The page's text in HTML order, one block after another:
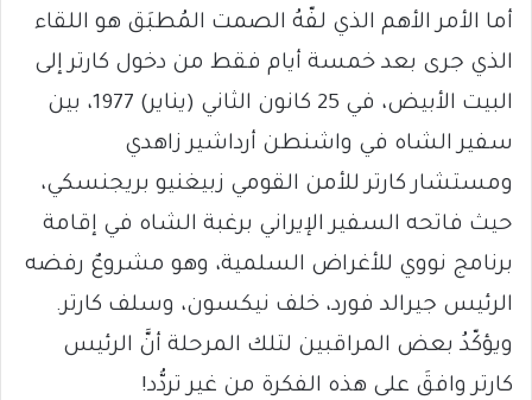
أما الأمر الأهم الذي لفّهُ الصمت المُطبَق هو اللقاء
الذي جرى بعد خمسة أيام فقط من دخول كارتر إلى
البيت الأبيض، في 25 كانون الثاني (يناير) 1977، بين
سفير الشاه في واشنطن أرداشير زاهدي
ومستشار كارتر للأمن القومي زبيغنيو بريجنسكي،
حيث فاتحه السفير الإيراني برغبة الشاه في إقامة
برنامج نووي للأغراض السلمية، وهو مشروعٌ رفضه
الرئيس جيرالد فورد، خلف نيكسون، وسلف كارتر.
ويؤكّدُ بعض المراقبين لتلك المرحلة أنَّ الرئيس
كارتر وافقَ على هذه الفكرة من غير تردُّد!